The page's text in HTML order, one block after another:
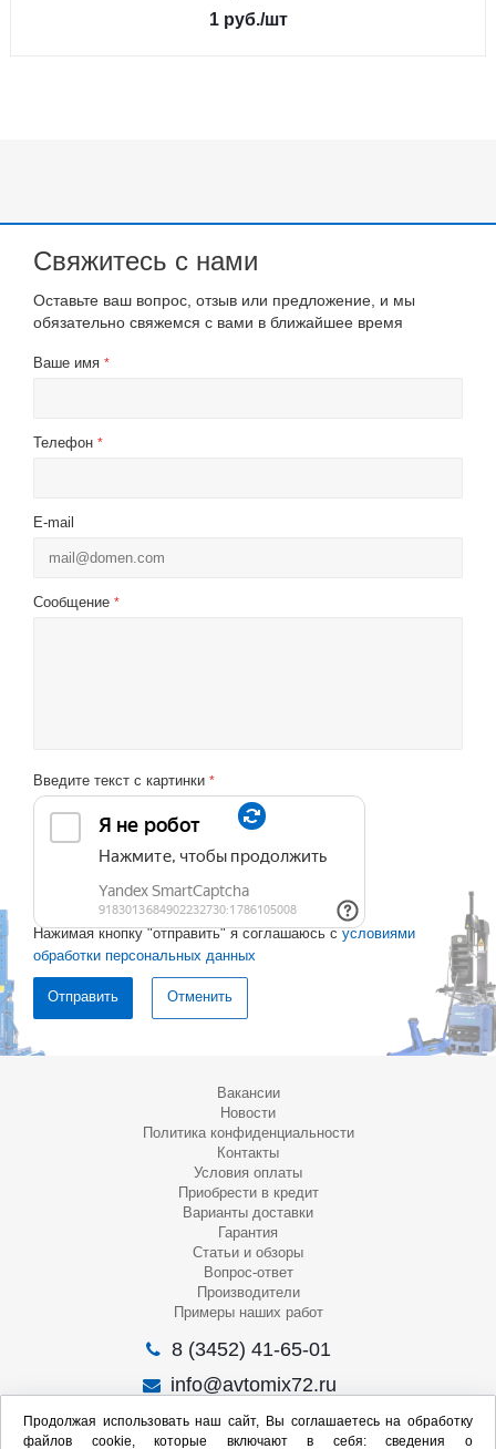
1 руб./шт
Свяжитесь с нами
Оставьте ваш вопрос, отзыв или предложение, и мы
обязательно свяжемся с вами в ближайшее время
Ваше имя *
Телефон *
E-mail
Сообщение *
Введите текст с картинки *
Нажимая кнопку "отправить" я соглашаюсь с условиями
обработки персональных данных
Отменить
Вакансии
Новости
Политика конфиденциальности
Контакты
Условия оплаты
Приобрести в кредит
Варианты доставки
Гарантия
Статьи и обзоры
Вопрос-ответ
Производители
Примеры наших работ
8 (3452) 41-65-01
info@avtomix72.ru
г. Тюмень, ул. 50 лет Октября, 120
Пн-Пт
: 09:00 – 19:00
Продолжая использовать наш сайт, Вы соглашаетесь на обработку
файлов cookie, которые включают в себя: сведения о